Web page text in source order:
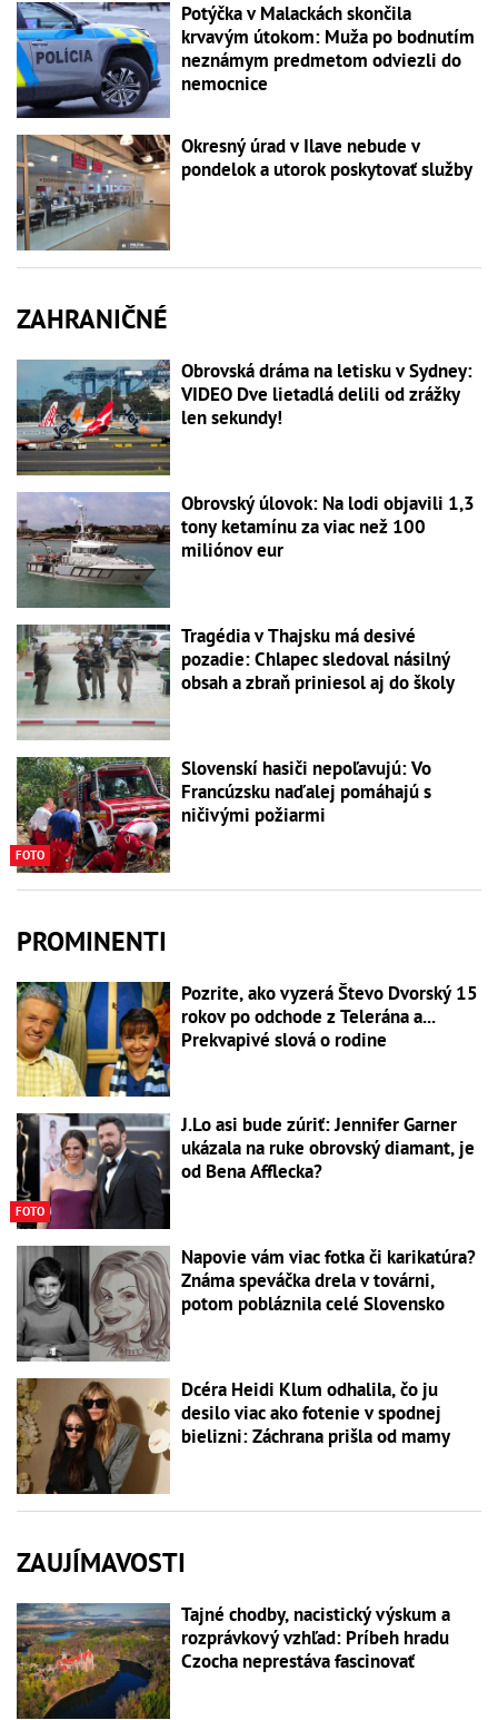
Potýčka v Malackách skončila
krvavým útokom: Muža po bodnutím
neznámym predmetom odviezli do
nemocnice
Okresný úrad v Ilave nebude v
pondelok a utorok poskytovať služby
ZAHRANIČNÉ
Obrovská dráma na letisku v Sydney:
VIDEO Dve lietadlá delili od zrážky
len sekundy!
Obrovský úlovok: Na lodi objavili 1,3
tony ketamínu za viac než 100
miliónov eur
Tragédia v Thajsku má desivé
pozadie: Chlapec sledoval násilný
obsah a zbraň priniesol aj do školy
FOTO
Slovenskí hasiči nepoľavujú: Vo
Francúzsku naďalej pomáhajú s
ničivými požiarmi
PROMINENTI
Pozrite, ako vyzerá Števo Dvorský 15
rokov po odchode z Telerána a...
Prekvapivé slová o rodine
FOTO
J.Lo asi bude zúriť: Jennifer Garner
ukázala na ruke obrovský diamant, je
od Bena Afflecka?
Napovie vám viac fotka či karikatúra?
Známa speváčka drela v továrni,
potom pobláznila celé Slovensko
Dcéra Heidi Klum odhalila, čo ju
desilo viac ako fotenie v spodnej
bielizni: Záchrana prišla od mamy
ZAUJÍMAVOSTI
Tajné chodby, nacistický výskum a
rozprávkový vzhľad: Príbeh hradu
Czocha neprestáva fascinovať